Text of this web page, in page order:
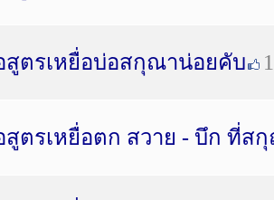
สูตรเหยื่อบ่อสกุณาน่อยคับ 1
สูตรเหยื่อตก สวาย - บึก ที่ส